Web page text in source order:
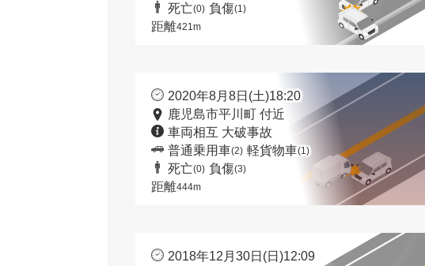
死亡(0) 負傷(1)
距離421m
2020年8月8日(土)18:20
鹿児島市平川町 付近
車両相互 大破事故
普通乗用車(2) 軽貨物車(1)
死亡(0) 負傷(3)
距離444m
2018年12月30日(日)12:09